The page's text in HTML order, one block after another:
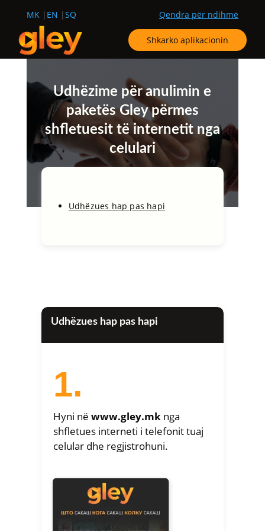
MK EN SQ Qendra për ndihmë
Shkarko aplikacionin
Udhëzime për anulimin e
paketës Gley përmes
shfletuesit të internetit nga
celulari
Udhëzues hap pas hapi
Udhëzues hap pas hapi
1.
Hyni në www.gley.mknga
shfletues interneti i telefonit tuaj
celular dhe regjistrohuni.